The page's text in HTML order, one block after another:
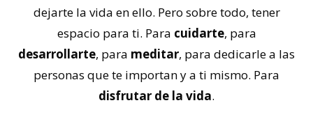
dejarte la vida en ello. Pero sobre todo, tener
espacio para ti. Para cuidarte, para
desarrollarte, para meditar, para dedicarle a las
personas que te importan y a ti mismo. Para
disfrutar de la vida.